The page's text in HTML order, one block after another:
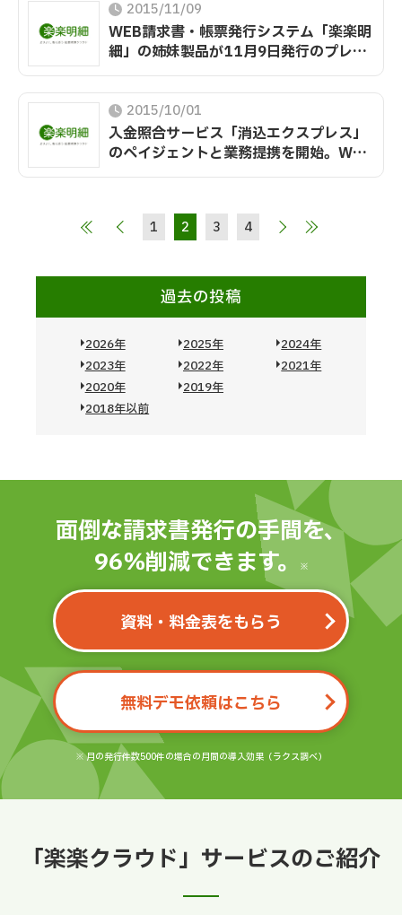
2015/11/09
WEB請求書・帳票発行システム「楽楽明
細」の姉妹製品が11月9日発行のプレジ
デントで紹介されました
2015/10/01
入金照合サービス「消込エクスプレス」
のペイジェントと業務提携を開始。WEB
帳票発行サービス「楽楽明細」の相互販
1 2 3 4
過去の投稿
2026年 2025年
2024年
2023年
2022年
2021年
2020年
2019年
2018年以前
面倒な請求書発行の手間を、
96％削減できます。
※
資料・料金表をもらう
無料デモ依頼はこちら
※ 月の発行件数500件の場合の月間の導入効果（ラクス調べ）
「楽楽クラウド」サービスのご紹介